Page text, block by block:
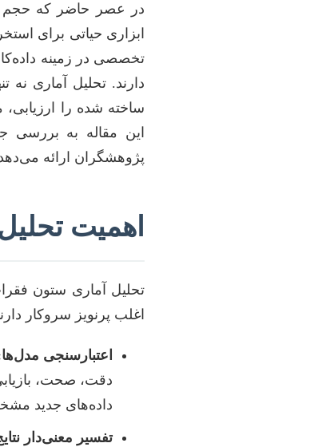
در عصر حاضر که حجم
ابزاری حیاتی برای
تخصصی در زمینه
دارند. تحلیل آماری نه
ساخته شده را
این مقاله به بررسی
پژوهشگران ارائه می‌دهد
اهمیت
تحلیل آماری ستون
اغلب پرنویز سروکار
اعتبارسنجی
داده‌های جدید
تفسیر معنی‌دار